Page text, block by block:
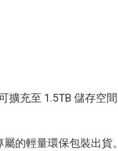
擴充至 1.5TB 儲存空間
的輕量環保包裝出貨。